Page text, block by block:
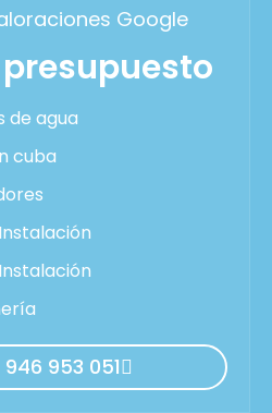
Google
de agua
cuba
946 953 051